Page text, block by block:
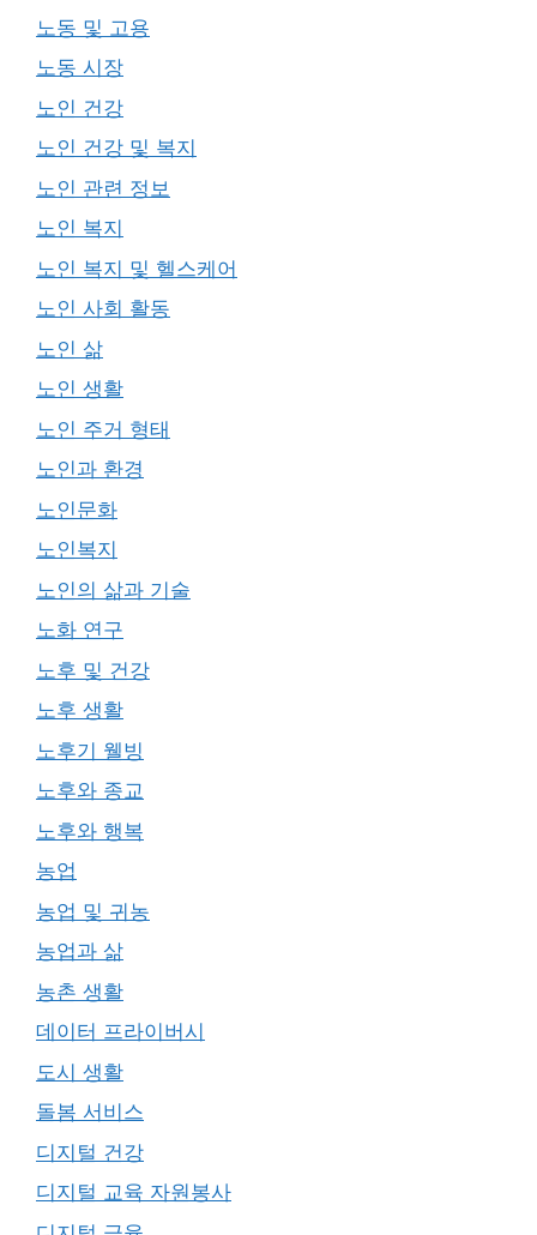
노동 및 고용
노동 시장
노인 건강
노인 건강 및 복지
노인 관련 정보
노인 복지
노인 복지 및 헬스케어
노인 사회 활동
노인 삶
노인 생활
노인 주거 형태
노인과 환경
노인문화
노인복지
노인의 삶과 기술
노화 연구
노후 및 건강
노후 생활
노후기 웰빙
노후와 종교
노후와 행복
농업
농업 및 귀농
농업과 삶
농촌 생활
데이터 프라이버시
도시 생활
돌봄 서비스
디지털 건강
디지털 교육 자원봉사